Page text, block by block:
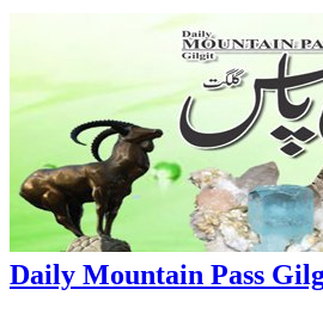
Daily Mountain Pass